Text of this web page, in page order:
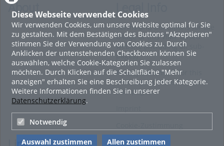
Diese Webseite verwendet Cookies
Wir verwenden Cookies, um unsere Website optimal für Sie
zu gestalten. Mit dem Bestätigen des Buttons "Akzeptieren"
stimmen Sie der Verwendung von Cookies zu. Durch
Anklicken der untenstehenden Checkboxen können Sie
auswählen, welche Cookie-Kategorien Sie zulassen
möchten. Durch Klicken auf die Schaltfläche "Mehr
anzeigen" erhalten Sie eine Beschreibung jeder Kategorie.
Weitere Informationen finden Sie in unserer
Datenschutzerklärung.
Notwendig
Auswahl zustimmen Allen zustimmen
About Legal Info
Terms and Conditions for the
Usage of this ViMP based
website (including all sub-
pages)
Privacy Statement for this
ViMP based Website incl.
Sub-pages